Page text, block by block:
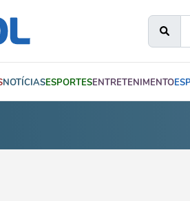
NOTÍCIASESPORTESENTRETENIMENTO